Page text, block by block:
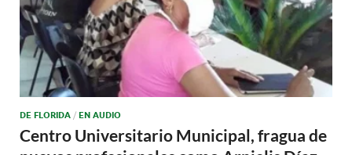
DE FLORIDA / EN AUDIO
Centro Universitario Municipal, fragua de